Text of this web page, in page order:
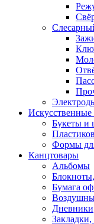
Искусственные
Букеты и
Формы
Канцтовары
Альбомы
Бумага
Дневники